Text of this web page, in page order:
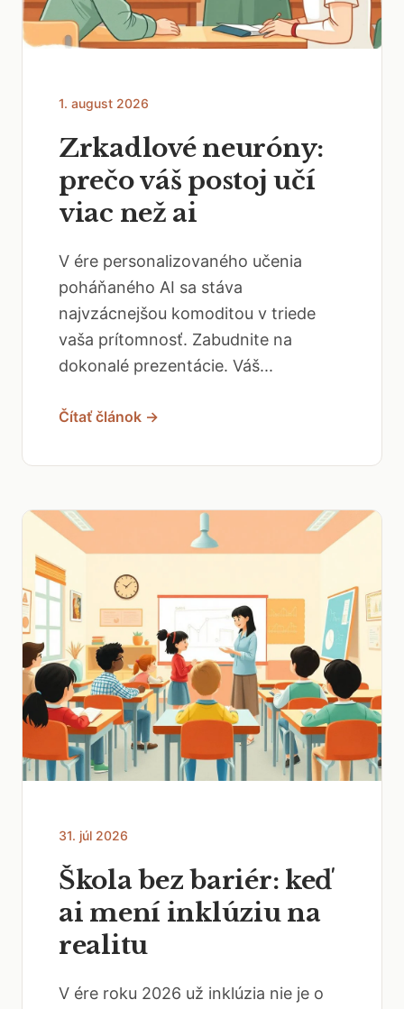
1. august 2026
Zrkadlové neuróny:
prečo váš postoj učí
viac než ai
V ére personalizovaného učenia
poháňaného AI sa stáva
najvzácnejšou komoditou v triede
vaša prítomnosť. Zabudnite na
dokonalé prezentácie. Váš...
Čítať článok →
31. júl 2026
Škola bez bariér: keď
ai mení inklúziu na
realitu
V ére roku 2026 už inklúzia nie je o